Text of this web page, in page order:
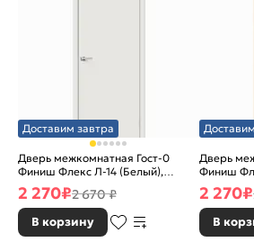
Доставим завтра
Дверь межкомнатная Гост-0
Финиш Флекс Л-14 (Белый),
глухая, каркасно-щитовая
2 270₽2 670 ₽
В корзину
Дверь
Финиш
Л-11
2 270₽
В